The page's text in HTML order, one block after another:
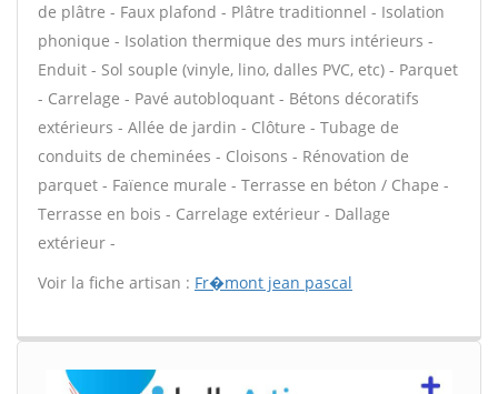
de plâtre - Faux plafond - Plâtre traditionnel - Isolation
phonique - Isolation thermique des murs intérieurs -
Enduit - Sol souple (vinyle, lino, dalles PVC, etc) - Parquet
- Carrelage - Pavé autobloquant - Bétons décoratifs
extérieurs - Allée de jardin - Clôture - Tubage de
conduits de cheminées - Cloisons - Rénovation de
parquet - Faïence murale - Terrasse en béton / Chape -
Terrasse en bois - Carrelage extérieur - Dallage
extérieur -
Voir la fiche artisan : Fr�mont jean pascal